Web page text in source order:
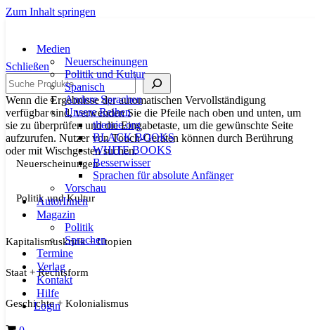
Zum Inhalt springen
Medien
Neuerscheinungen
Politik und Kultur
Spanisch
Andere Sprachen
Unsere Reihen
theorie.org
BLACK BOOKS
WHITE BOOKS
Besserwisser
Sprachen für absolute Anfänger
Vorschau
AutorInnen
Magazin
Politik
Sprachen
Termine
Verlag
Kontakt
Hilfe
Login
Schließen
Suche
Wenn die Ergebnisse der automatischen Vervollständigung
verfügbar sind, verwenden Sie die Pfeile nach oben und unten, um
sie zu überprüfen und die Eingabetaste, um die gewünschte Seite
aufzurufen. Nutzer von Touch-Geräten können durch Berührung
oder mit Wischgesten suchen.
Neuerscheinungen
Politik und Kultur
Kapitalismuskritik + Utopien
Staat + Rechtsform
Geschichte + Kolonialismus